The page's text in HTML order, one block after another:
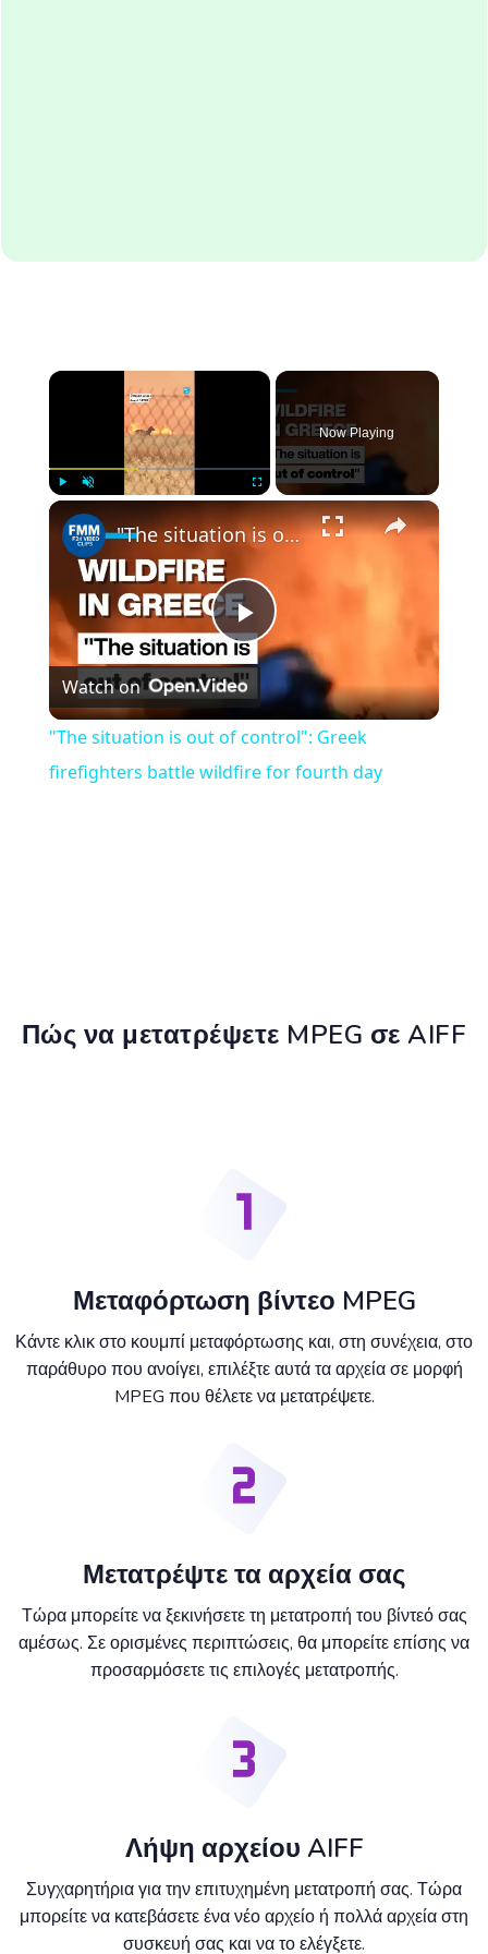
×
Now Playing
×
Play
Video
"The situation is out of control": Greek firefighters battle wildfire for fourth day
Watch on
"The situation is out of control": Greek
firefighters battle wildfire for fourth day
Πώς να μετατρέψετε MPEG σε AIFF
Μεταφόρτωση βίντεο MPEG
Κάντε κλικ στο κουμπί μεταφόρτωσης και, στη συνέχεια, στο
παράθυρο που ανοίγει, επιλέξτε αυτά τα αρχεία σε μορφή
MPEG που θέλετε να μετατρέψετε.
Μετατρέψτε τα αρχεία σας
Τώρα μπορείτε να ξεκινήσετε τη μετατροπή του βίντεό σας
αμέσως. Σε ορισμένες περιπτώσεις, θα μπορείτε επίσης να
προσαρμόσετε τις επιλογές μετατροπής.
Λήψη αρχείου AIFF
Συγχαρητήρια για την επιτυχημένη μετατροπή σας. Τώρα
μπορείτε να κατεβάσετε ένα νέο αρχείο ή πολλά αρχεία στη
συσκευή σας και να το ελέγξετε.